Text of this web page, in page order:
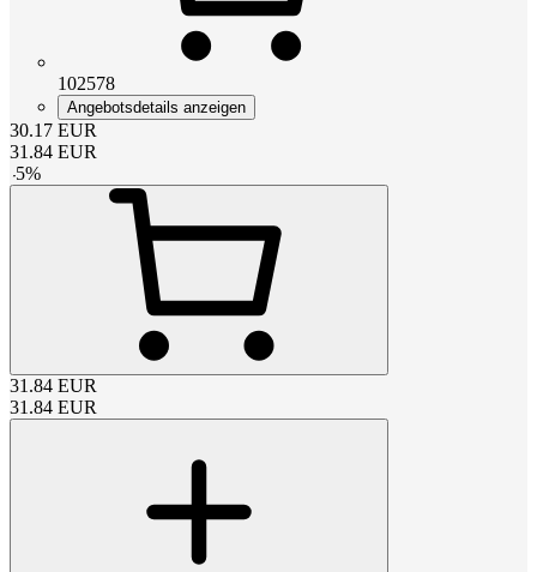
102578
Angebotsdetails anzeigen
30.17 EUR
31.84 EUR
-5%
31.84 EUR
31.84 EUR